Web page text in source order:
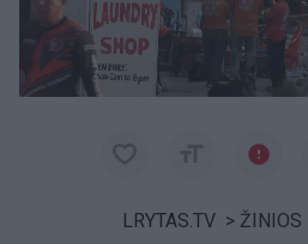
LRYTAS.TV > ŽINIOS